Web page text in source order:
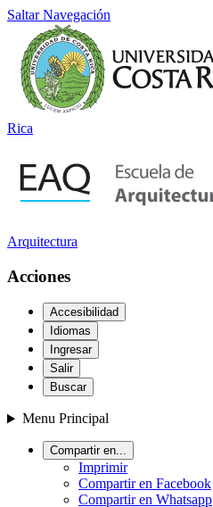
Saltar Navegación
Rica
Arquitectura
Acciones
Accesibilidad
Idiomas
Ingresar
Salir
Buscar
Menu Principal
Compartir en...
Imprimir
Compartir en Facebook
Compartir en Whatsapp